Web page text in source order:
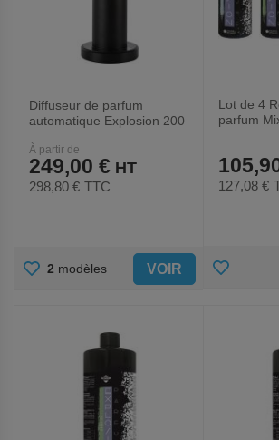
Diffuseur de parfum
automatique Explosion 200
À partir de
249,00 €
298,80 € TTC
AJOUTER
2 modèles VOIR
Lot de 4
parfum
127,08 €